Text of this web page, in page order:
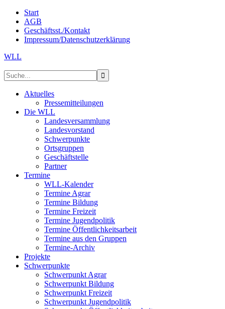
Start
AGB
Geschäftsst./Kontakt
Impressum/Datenschutzerklärung
WLL
Aktuelles
Pressemitteilungen
Die WLL
Landesversammlung
Landesvorstand
Schwerpunkte
Ortsgruppen
Geschäftstelle
Partner
Termine
WLL-Kalender
Termine Agrar
Termine Bildung
Termine Freizeit
Termine Jugendpolitik
Termine Öffentlichkeitsarbeit
Termine aus den Gruppen
Termine-Archiv
Projekte
Schwerpunkte
Schwerpunkt Agrar
Schwerpunkt Bildung
Schwerpunkt Freizeit
Schwerpunkt Jugendpolitik